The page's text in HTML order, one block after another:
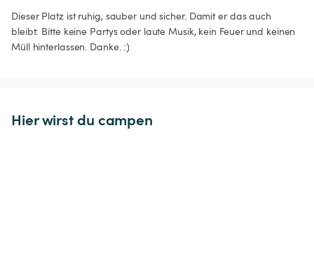
Dieser Platz ist ruhig, sauber und sicher. Damit er das auch
bleibt: Bitte keine Partys oder laute Musik, kein Feuer und keinen
Müll hinterlassen. Danke. :)
Hier wirst du campen